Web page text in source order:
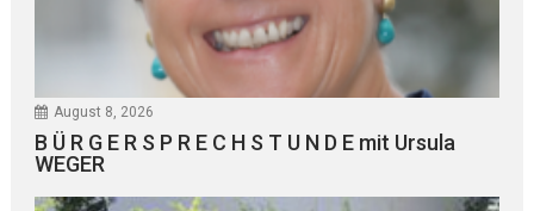
August 8, 2026
B Ü R G E R S P R E C H S T U N D E mit Ursula
WEGER